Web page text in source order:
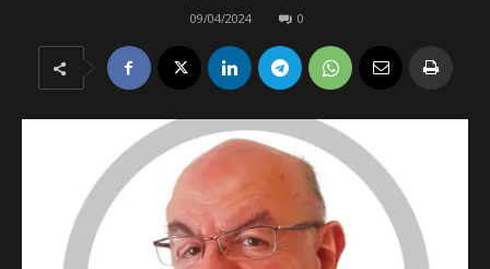
09/04/2024 0